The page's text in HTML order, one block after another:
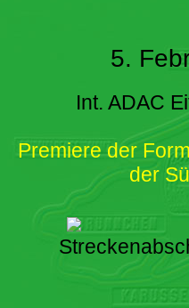
5.
Int. ADAC
Premiere der
der